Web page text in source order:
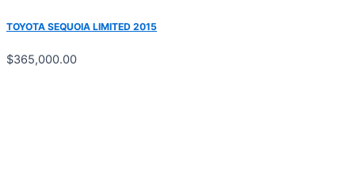
TOYOTA SEQUOIA LIMITED 2015
$365,000.00